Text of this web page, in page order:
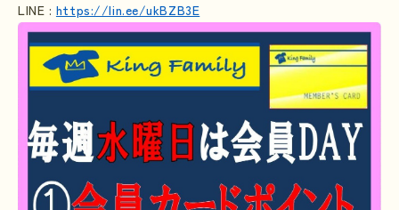
LINE : https://lin.ee/ukBZB3E